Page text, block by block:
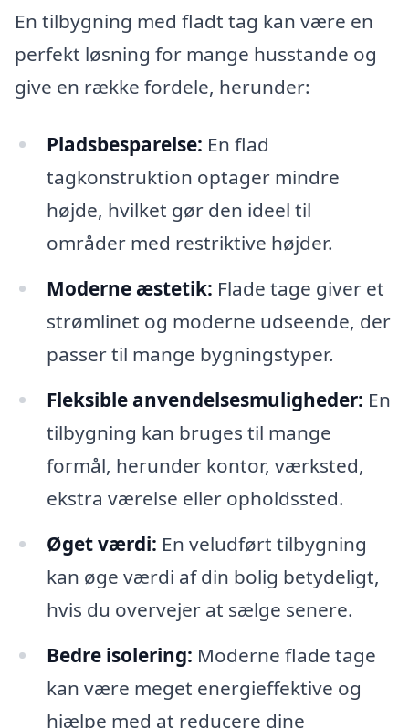
En tilbygning med fladt tag kan være en
perfekt løsning for mange husstande og
give en række fordele, herunder:
Pladsbesparelse: En flad
tagkonstruktion optager mindre
højde, hvilket gør den ideel til
områder med restriktive højder.
Moderne æstetik: Flade tage giver et
strømlinet og moderne udseende, der
passer til mange bygningstyper.
Fleksible anvendelsesmuligheder: En
tilbygning kan bruges til mange
formål, herunder kontor, værksted,
ekstra værelse eller opholdssted.
Øget værdi: En veludført tilbygning
kan øge værdi af din bolig betydeligt,
hvis du overvejer at sælge senere.
Bedre isolering: Moderne flade tage
kan være meget energieffektive og
hjælpe med at reducere dine